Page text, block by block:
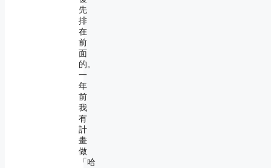
先
排
在
前
面
的。
一
年
前
我
有
計
畫
做
「哈